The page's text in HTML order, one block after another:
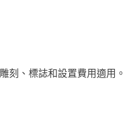
刻、標誌和設置費用適用。